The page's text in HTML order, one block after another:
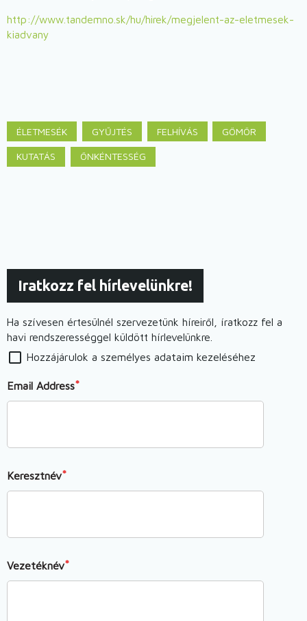
http://www.tandemno.sk/hu/hirek/megjelent-az-eletmesek-
kiadvany
ÉLETMESÉK GYŰJTÉS FELHÍVÁS GÖMÖR
KUTATÁS ÖNKÉNTESSÉG
Iratkozz fel hírlevelünkre!
Ha szívesen értesülnél szervezetünk híreiről, íratkozz fel a
havi rendszerességgel küldött hírlevelünkre.
Hozzájárulok a személyes adataim kezeléséhez
Email Address
Keresztnév
Vezetéknév